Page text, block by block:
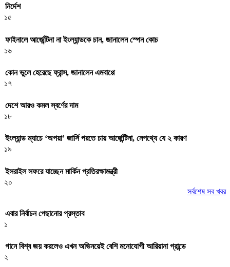
নির্দেশ
১৫
ফাইনালে আর্জেন্টিনা না ইংল্যান্ডকে চান, জানালেন স্পেন কোচ
১৬
কোন ভুলে হেরেছে ফ্রান্স, জানালেন এমবাপ্পে
১৭
দেশে আরও কমল স্বর্ণের দাম
১৮
ইংল্যান্ড ম্যাচে ‘অপয়া’ জার্সি পরতে চায় আর্জেন্টিনা, নেপথ্যে যে ২ কারণ
১৯
ইসরাইল সফরে যাচ্ছেন মার্কিন প্রতিরক্ষামন্ত্রী
২০
সর্বশেষ সব খবর
এবার নির্বাচন পেছানোর প্রস্তাব
১
গানে বিশ্ব জয় করলেও এখন অভিনয়েই বেশি মনোযোগী আরিয়ানা গ্রান্ডে
২